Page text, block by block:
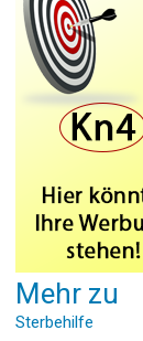
Mehr zu
Sterbehilfe